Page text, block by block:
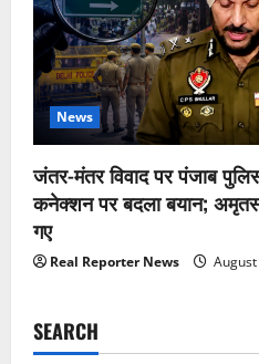
News
जंतर-मंतर विवाद पर पंजाब
कनेक्शन पर बदला बयान;
गए
Real Reporter News
SEARCH